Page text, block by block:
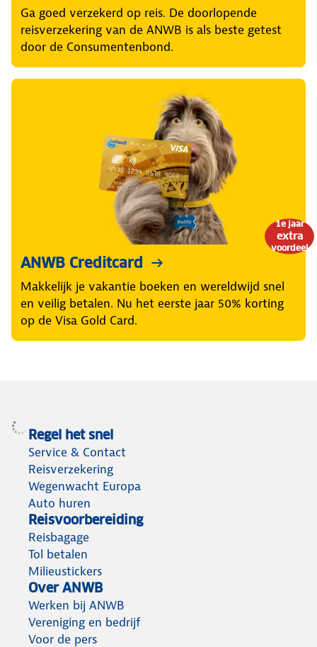
Ga goed verzekerd op reis. De doorlopende
reisverzekering van de ANWB is als beste getest
door de Consumentenbond.
1e jaar
extra
voordeel
ANWB Creditcard
Makkelijk je vakantie boeken en wereldwijd snel
en veilig betalen. Nu het eerste jaar 50% korting
op de Visa Gold Card.
Regel het snel
Service & Contact
Reisverzekering
Wegenwacht Europa
Auto huren
Reisvoorbereiding
Reisbagage
Tol betalen
Milieustickers
Over ANWB
Werken bij ANWB
Vereniging en bedrijf
Voor de pers